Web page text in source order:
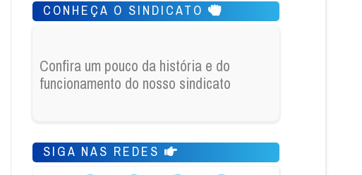
CONHEÇA O SINDICATO
Confira um pouco da história e do
funcionamento do nosso sindicato
SIGA NAS REDES